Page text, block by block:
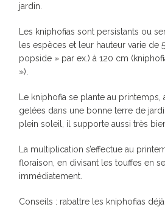
jardin.
Les kniphofias sont persistants ou
les espèces et leur hauteur varie de
popside » par ex.) à 120 cm
»).
Le kniphofia se plante au
gelées dans une bonne terre de
plein soleil, il supporte aussi très
La multiplication s’effectue au
floraison, en divisant les touffes en
immédiatement.
Conseils : rabattre les kniphofias